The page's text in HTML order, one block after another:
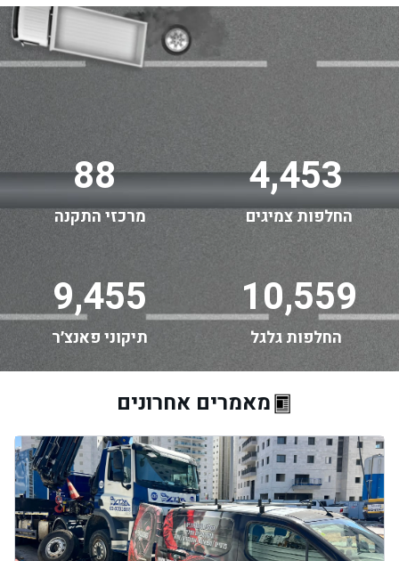
88
מרכזי התקנה
4,453
החלפות צמיגים
9,455
תיקוני פאנצ׳ר
10,559
החלפות גלגל
מאמרים אחרונים